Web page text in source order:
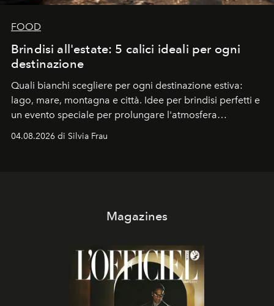
FOOD
Brindisi all'estate: 5 calici ideali per ogni
destinazione
Quali bianchi scegliere per ogni destinazione estiva:
lago, mare, montagna e città. Idee per brindisi perfetti e
un evento speciale per prolungare l'atmosfera
04.08.2026 di Silvia Frau
Magazines